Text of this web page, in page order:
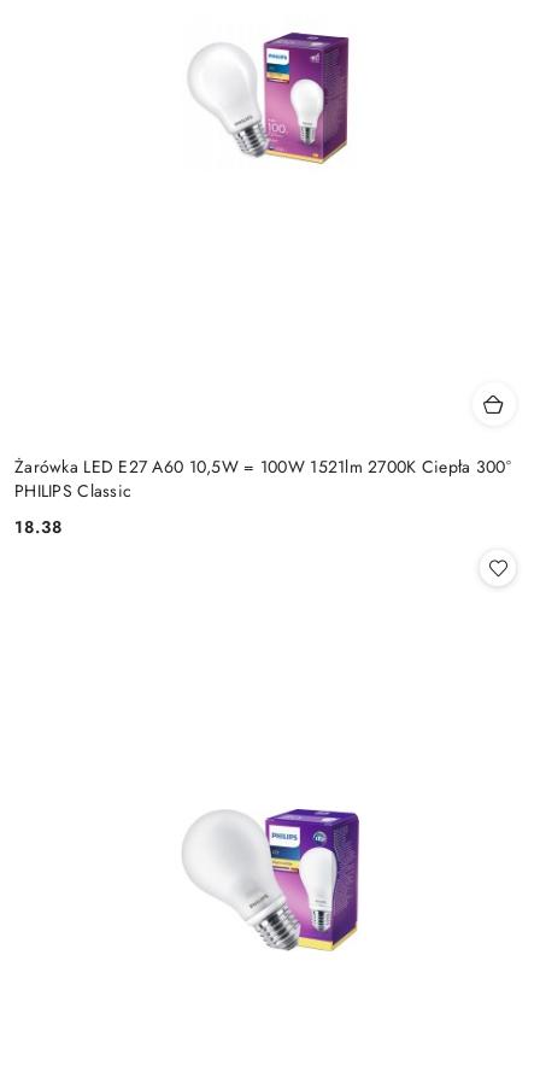
Żarówka LED E27 A60 10,5W = 100W 1521lm 2700K Ciepła 300°
PHILIPS Classic
Cena:
18.38